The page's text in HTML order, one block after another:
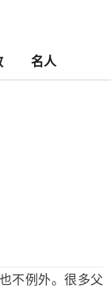
名人
不例外。很多父